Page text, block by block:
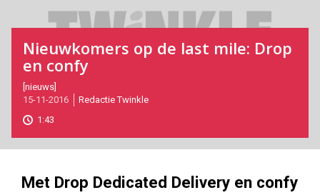
Nieuwkomers op de last mile: Drop
en confy
2016-
11-
15T17:55:00
2017-
05-
[nieuws]
15-11-2016
Redactie Twinkle
1:43
Met Drop Dedicated Delivery en confy